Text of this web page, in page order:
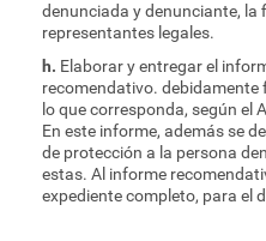
denunciada y denunciante, la
representantes legales.
h. Elaborar y entregar el
recomendativo.
lo que corresponda, según el
En este informe, además se
de protección a la persona
estas. Al informe
expediente completo, para el